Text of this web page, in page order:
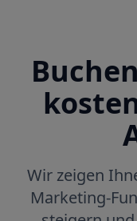
Wir zeigen
Marketing-